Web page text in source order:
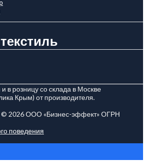
в розницу со склада в Москве
Крым) от производителя.
2026 ООО «Бизнес-эффект» ОГРН
поведения